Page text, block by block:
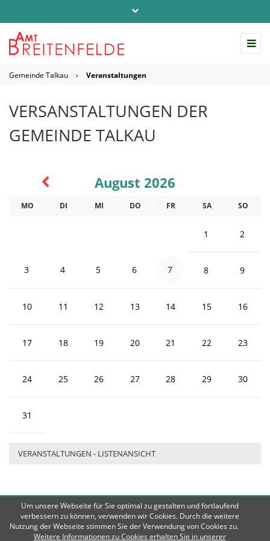
info@amt-breitenfelde.de
Gemeinde Talkau › Veranstaltungen
VERSANSTALTUNGEN DER
GEMEINDE TALKAU
August 2026
MO DI MI DO FR SA SO
1 2
3 4 5 6 7 8 9
10 11 12 13 14 15 16
17 18 19 20 21 22 23
24 25 26 27 28 29 30
31
VERANSTALTUNGEN - LISTENANSICHT
Amt Breitenfelde© 2026 Rechte
vorbehalten | E-Mail:info@amt-
Um unsere Webseite für Sie optimal zu gestalten und fortlaufend
verbessern zu können, verwenden wir Cookies. Durch die weitere
Nutzung der Webseite stimmen Sie der Verwendung von Cookies zu.
Weitere Informationen zu Cookies erhalten Sie in unserer